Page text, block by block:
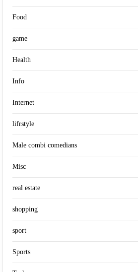
Food
game
Health
Info
Internet
lifrstyle
Male combi comedians
Misc
real estate
shopping
sport
Sports